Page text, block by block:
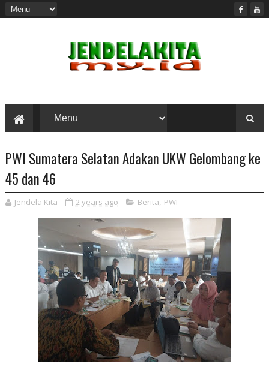
PWI Sumatera Selatan Adakan UKW Gelombang ke
45 dan 46
Jendela Kita 2 years ago Berita, PWI